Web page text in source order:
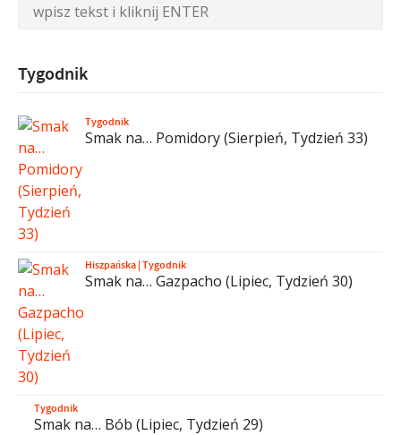
Tygodnik
Tygodnik
Smak na… Pomidory (Sierpień, Tydzień 33)
Hiszpańska|Tygodnik
Smak na… Gazpacho (Lipiec, Tydzień 30)
Tygodnik
Smak na… Bób (Lipiec, Tydzień 29)